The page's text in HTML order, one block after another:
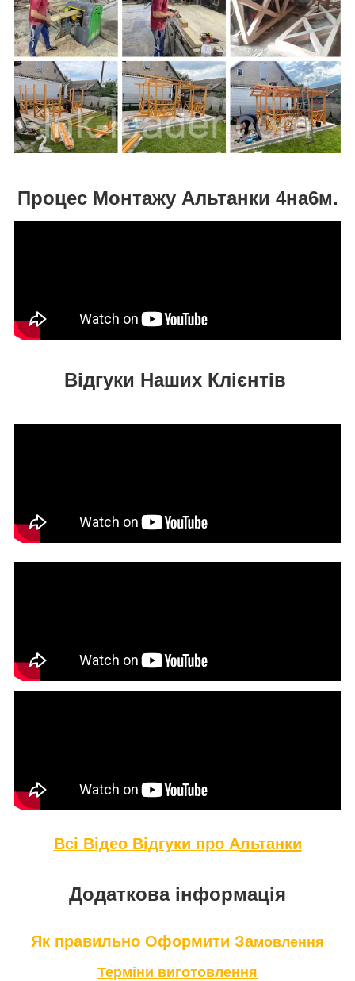
Процес Монтажу Альтанки 4на6м.
Відгуки Наших Клієнтів
Всі Відео Відгуки про Альтанки
Додаткова інформація
Як правильно Оформити Замовлення
Терміни виготовлення